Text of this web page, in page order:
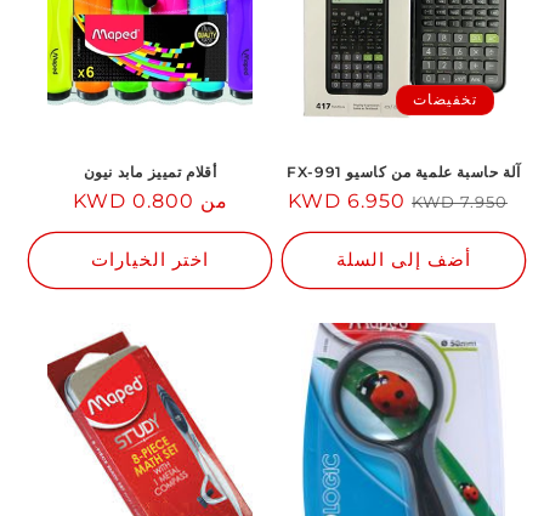
تخفيضات
آلة حاسبة علمية من كاسيو FX-991
السعر
العادي
7.950 KWD
سعر
مخفض
6.950 KWD
أضف إلى السلة
أقلام تمييز مابد نيون
السعر
العادي
من 0.800 KWD
اختر الخيارات